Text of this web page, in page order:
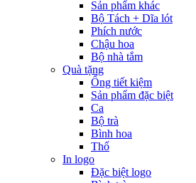
Sản phẩm khác
Bộ Tách + Dĩa lót
Phích nước
Chậu hoa
Bộ nhà tắm
Quà tặng
Ống tiết kiệm
Sản phẩm đặc biệt
Ca
Bộ trà
Bình hoa
Thố
In logo
Đặc biệt logo